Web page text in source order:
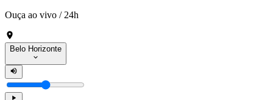
Ouça ao vivo / 24h
Belo Horizonte